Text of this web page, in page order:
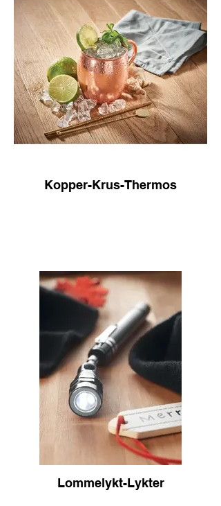
Kopper-Krus-Thermos
Lommelykt-Lykter